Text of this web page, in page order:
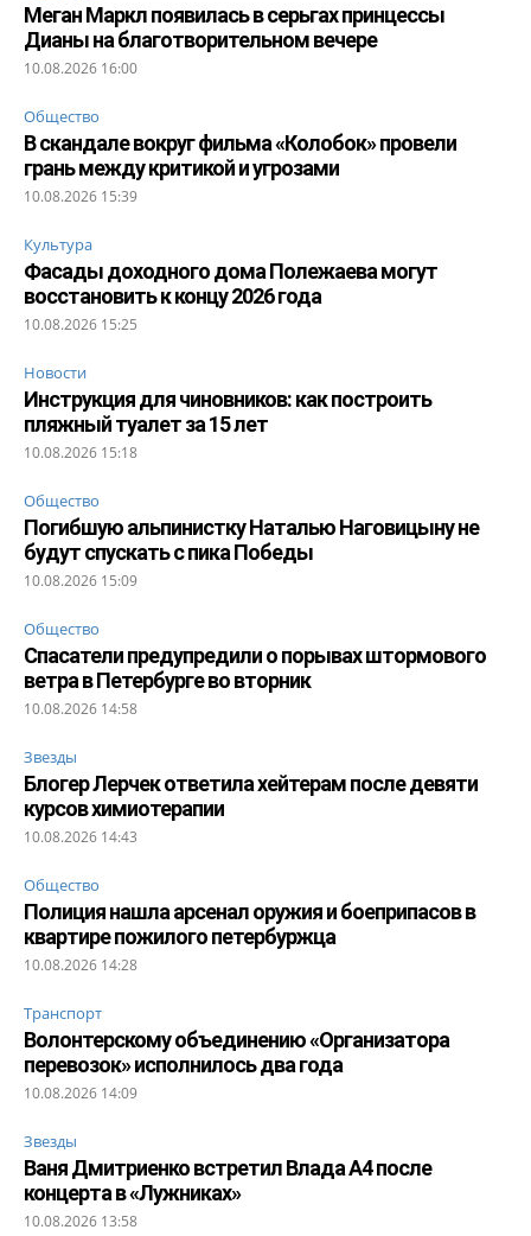
Меган Маркл появилась в серьгах принцессы
Дианы на благотворительном вечере
10.08.2026 16:00
Общество
В скандале вокруг фильма «Колобок» провели
грань между критикой и угрозами
10.08.2026 15:39
Культура
Фасады доходного дома Полежаева могут
восстановить к концу 2026 года
10.08.2026 15:25
Новости
Инструкция для чиновников: как построить
пляжный туалет за 15 лет
10.08.2026 15:18
Общество
Погибшую альпинистку Наталью Наговицыну не
будут спускать с пика Победы
10.08.2026 15:09
Общество
Спасатели предупредили о порывах штормового
ветра в Петербурге во вторник
10.08.2026 14:58
Звезды
Блогер Лерчек ответила хейтерам после девяти
курсов химиотерапии
10.08.2026 14:43
Общество
Полиция нашла арсенал оружия и боеприпасов в
квартире пожилого петербуржца
10.08.2026 14:28
Транспорт
Волонтерскому объединению «Организатора
перевозок» исполнилось два года
10.08.2026 14:09
Звезды
Ваня Дмитриенко встретил Влада А4 после
концерта в «Лужниках»
10.08.2026 13:58